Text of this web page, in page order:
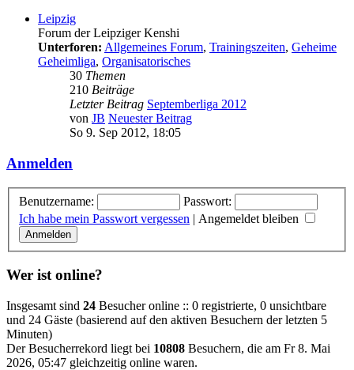
Leipzig
Forum der Leipziger Kenshi
Unterforen: Allgemeines Forum, Trainingszeiten, Geheime
Geheimliga, Organisatorisches
30 Themen
210 Beiträge
Letzter Beitrag Septemberliga 2012
von JB Neuester Beitrag
So 9. Sep 2012, 18:05
Anmelden
Benutzername:
Passwort:
Ich habe mein Passwort vergessen | Angemeldet bleiben
Wer ist online?
Insgesamt sind 24 Besucher online :: 0 registrierte, 0 unsichtbare
und 24 Gäste (basierend auf den aktiven Besuchern der letzten 5
Minuten)
Der Besucherrekord liegt bei 10808 Besuchern, die am Fr 8. Mai
2026, 05:47 gleichzeitig online waren.